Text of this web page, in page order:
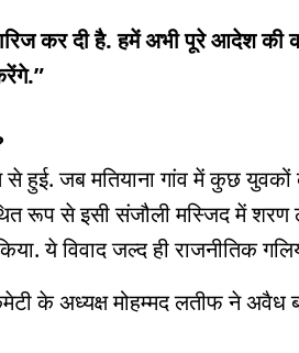
कर दी है. हमें अभी पूरे आदेश की
जब मतियाना गांव में कुछ युवकों
रूप से इसी संजौली मस्जिद में शरण
ये विवाद जल्द ही राजनीतिक
के अध्यक्ष मोहम्मद लतीफ ने अवैध